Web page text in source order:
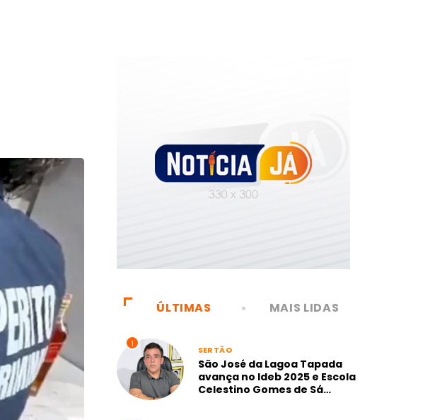
ÚLTIMAS MAIS LIDAS
1
SERTÃO
São José da Lagoa Tapada
avança no Ideb 2025 e Escola
Celestino Gomes de Sá